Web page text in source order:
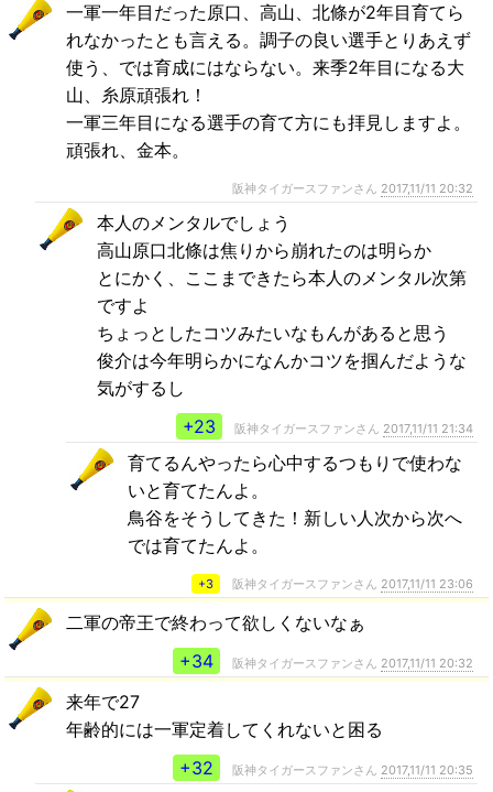
一軍一年目だった原口、高山、北條が2年目育てら
れなかったとも言える。調子の良い選手とりあえず
使う、では育成にはならない。来季2年目になる大
山、糸原頑張れ！
一軍三年目になる選手の育て方にも拝見しますよ。
頑張れ、金本。
阪神タイガースファンさん 2017,11/11 20:32
本人のメンタルでしょう
高山原口北條は焦りから崩れたのは明らか
とにかく、ここまできたら本人のメンタル次第
ですよ
ちょっとしたコツみたいなもんがあると思う
俊介は今年明らかになんかコツを掴んだような
気がするし
+23
阪神タイガースファンさん 2017,11/11 21:34
育てるんやったら心中するつもりで使わな
いと育てたんよ。
鳥谷をそうしてきた！新しい人次から次へ
では育てたんよ。
+3 阪神タイガースファンさん 2017,11/11 23:06
二軍の帝王で終わって欲しくないなぁ
+34
阪神タイガースファンさん 2017,11/11 20:32
来年で27
年齢的には一軍定着してくれないと困る
+32
阪神タイガースファンさん 2017,11/11 20:35